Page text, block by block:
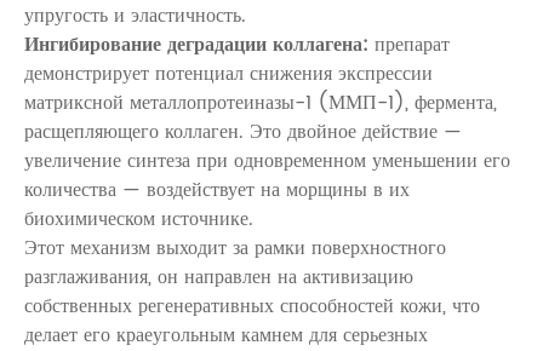
упругость и эластичность.
Ингибирование деградации коллагена: препарат
демонстрирует потенциал снижения экспрессии
матриксной металлопротеиназы-1 (ММП-1), фермента,
расщепляющего коллаген. Это двойное действие —
увеличение синтеза при одновременном уменьшении его
количества — воздействует на морщины в их
биохимическом источнике.
Этот механизм выходит за рамки поверхностного
разглаживания, он направлен на активизацию
собственных регенеративных способностей кожи, что
делает его краеугольным камнем для серьезных